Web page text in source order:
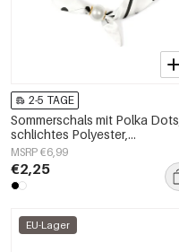
2-5 TAGE
Sommerschals mit Polka Dots,
schlichtes Polyester,
Alltagsaccessoires
MSRP €6,99
€2,25
EU-Lager